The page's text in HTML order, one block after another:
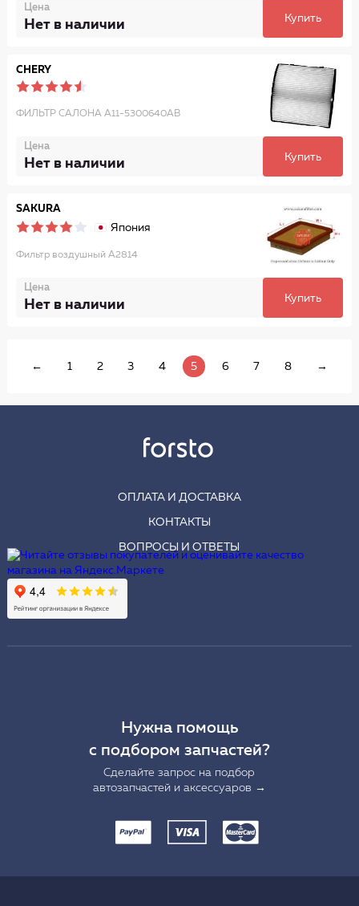
Цена
Нет в наличии Купить
CHERY
ФИЛЬТР САЛОНА A11-5300640AB
Цена
Нет в наличии Купить
SAKURA
Япония
Фильтр воздушный A2814
Цена
Нет в наличии Купить
← 1 2 3 4 5 6 7 8 →
ОПЛАТА И ДОСТАВКА
КОНТАКТЫ
ВОПРОСЫ И ОТВЕТЫ
Нужна помощь
с подбором запчастей?
Сделайте запрос на подбор
автозапчастей и аксессуаров →